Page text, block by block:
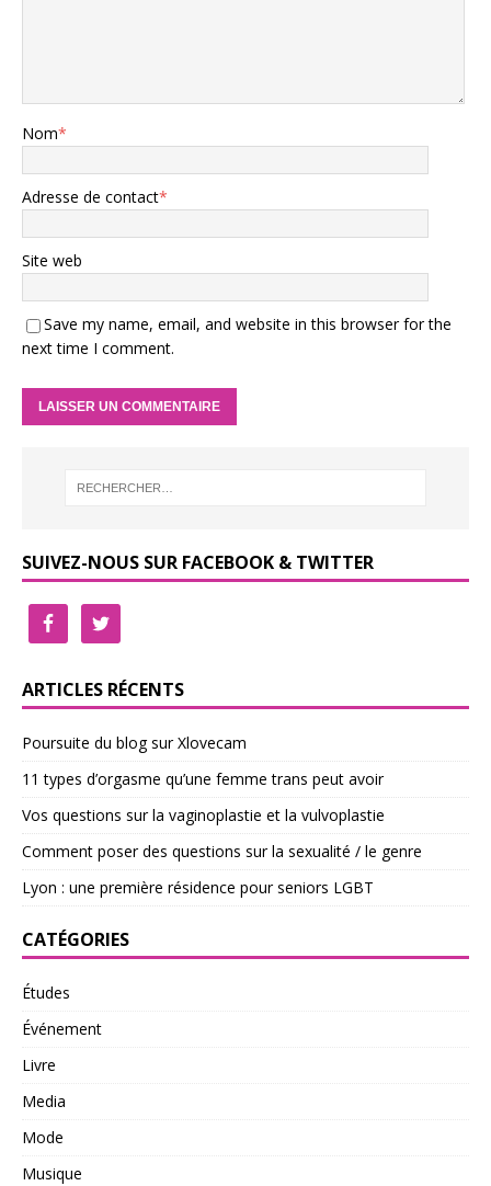
Nom*
Adresse de contact*
Site web
Save my name, email, and website in this browser for the
next time I comment.
SUIVEZ-NOUS SUR FACEBOOK & TWITTER
ARTICLES RÉCENTS
Poursuite du blog sur Xlovecam
11 types d’orgasme qu’une femme trans peut avoir
Vos questions sur la vaginoplastie et la vulvoplastie
Comment poser des questions sur la sexualité / le genre
Lyon : une première résidence pour seniors LGBT
CATÉGORIES
Études
Événement
Livre
Media
Mode
Musique